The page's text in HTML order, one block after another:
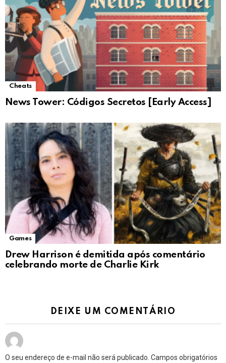
Cheats
News Tower: Códigos Secretos [Early Access]
Games
Drew Harrison é demitida após comentário
celebrando morte de Charlie Kirk
DEIXE UM COMENTÁRIO
O seu endereço de e-mail não será publicado. Campos obrigatórios